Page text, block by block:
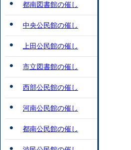
都南図書館の催し
中央公民館の催し
上田公民館の催し
市立図書館の催し
西部公民館の催し
河南公民館の催し
都南公民館の催し